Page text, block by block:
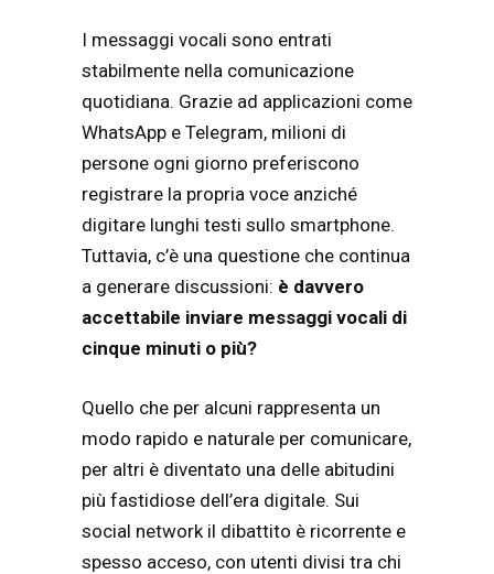
I messaggi vocali sono entrati
stabilmente nella comunicazione
quotidiana. Grazie ad applicazioni come
WhatsApp e Telegram, milioni di
persone ogni giorno preferiscono
registrare la propria voce anziché
digitare lunghi testi sullo smartphone.
Tuttavia, c’è una questione che continua
a generare discussioni: è davvero
accettabile inviare messaggi vocali di
cinque minuti o più?
Quello che per alcuni rappresenta un
modo rapido e naturale per comunicare,
per altri è diventato una delle abitudini
più fastidiose dell’era digitale. Sui
social network il dibattito è ricorrente e
spesso acceso, con utenti divisi tra chi